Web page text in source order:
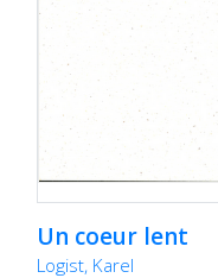
Un coeur lent
Logist, Karel